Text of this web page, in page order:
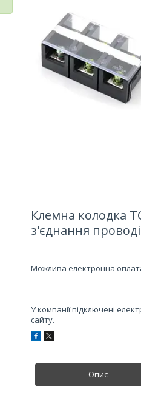
Клемна колодка
з'єднання
У компанії підключені
сайту.
Опис